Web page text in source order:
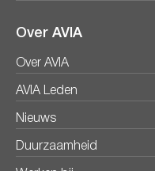
Over AVIA
Over AVIA
AVIA Leden
Nieuws
Duurzaamheid